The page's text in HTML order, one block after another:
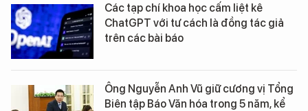
Các tạp chí khoa học cấm liệt kê
ChatGPT với tư cách là đồng tác giả
trên các bài báo
Ông Nguyễn Anh Vũ giữ cương vị Tổng
Biên tập Báo Văn hóa trong 5 năm, kể